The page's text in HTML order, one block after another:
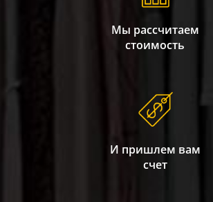
Мы рассчитаем
стоимость
И пришлем вам
счет